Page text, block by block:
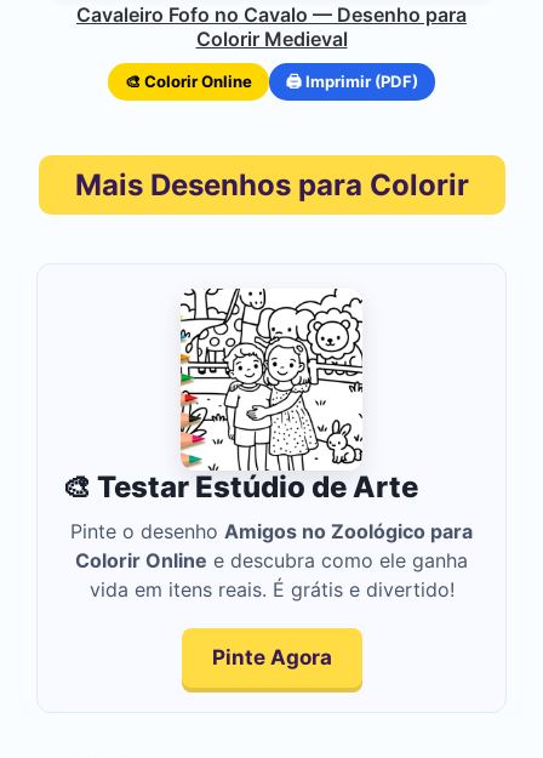
Cavaleiro Fofo no Cavalo — Desenho para
Colorir Medieval
🎨 Colorir Online 🖨️ Imprimir (PDF)
Mais Desenhos para Colorir
🎨 Testar Estúdio de Arte
Pinte o desenho Amigos no Zoológico para
Colorir Online e descubra como ele ganha
vida em itens reais. É grátis e divertido!
Pinte Agora